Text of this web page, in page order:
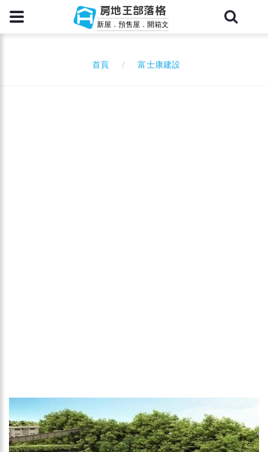
房地王部落格
新屋．預售屋．開箱文
首頁 富士康建設